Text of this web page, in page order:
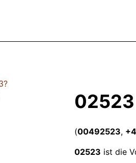
02523
(00492523,
02523 ist die